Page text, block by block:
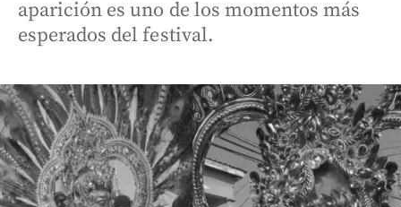
aparición es uno de los momentos más
esperados del festival.